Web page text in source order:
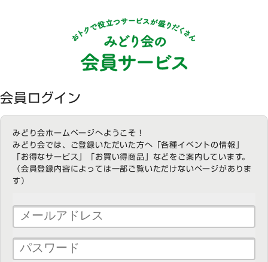
会員ログイン
みどり会ホームページへようこそ！
みどり会では、ご登録いただいた方へ「各種イベントの情報」
「お得なサービス」「お買い得商品」などをご案内しています。
（会員登録内容によっては一部ご覧いただけないページがありま
す）